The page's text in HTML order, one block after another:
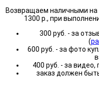
Возвращаем наличными
1300 р., при
300 руб. - за
(
600 руб. - за фото
400 руб. - за
заказ должен